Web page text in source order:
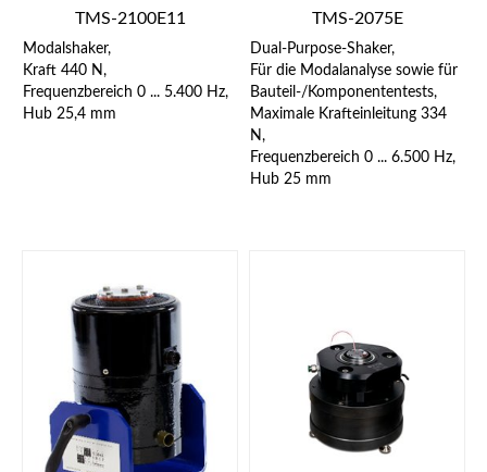
entspricht. Ein Kürzung
Stinger entfällt daher.
TMS-2100E11
Modalshaker,
Kraft 440 N,
Frequenzbereich 0 ... 5.400 Hz,
Hub 25,4 mm
TMS-2075E
Dual-Purpose-Shaker,
Für die Modalanalyse sowie für
Bauteil-/Komponententests,
Maximale Krafteinleitung 334
N,
Frequenzbereich 0 ... 6.500 Hz,
Hub 25 mm